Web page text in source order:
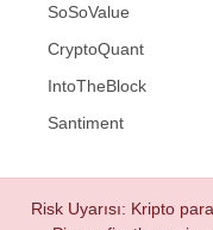
SoSoValue
CryptoQuant
IntoTheBlock
Santiment
Risk Uyarısı: Kripto